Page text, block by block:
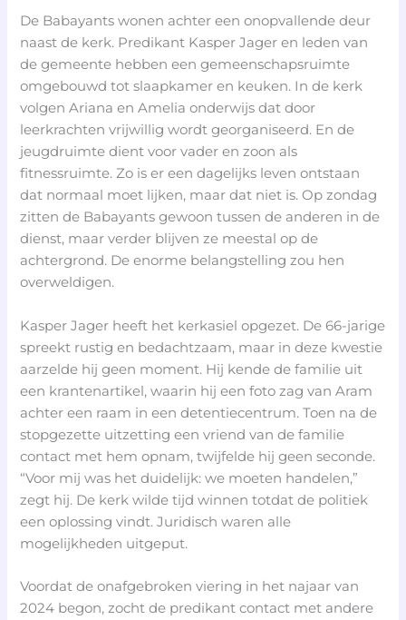
De Babayants wonen achter een onopvallende deur
naast de kerk. Predikant Kasper Jager en leden van
de gemeente hebben een gemeenschapsruimte
omgebouwd tot slaapkamer en keuken. In de kerk
volgen Ariana en Amelia onderwijs dat door
leerkrachten vrijwillig wordt georganiseerd. En de
jeugdruimte dient voor vader en zoon als
fitnessruimte. Zo is er een dagelijks leven ontstaan
dat normaal moet lijken, maar dat niet is. Op zondag
zitten de Babayants gewoon tussen de anderen in de
dienst, maar verder blijven ze meestal op de
achtergrond. De enorme belangstelling zou hen
overweldigen.
Kasper Jager heeft het kerkasiel opgezet. De 66-jarige
spreekt rustig en bedachtzaam, maar in deze kwestie
aarzelde hij geen moment. Hij kende de familie uit
een krantenartikel, waarin hij een foto zag van Aram
achter een raam in een detentiecentrum. Toen na de
stopgezette uitzetting een vriend van de familie
contact met hem opnam, twijfelde hij geen seconde.
“Voor mij was het duidelijk: we moeten handelen,”
zegt hij. De kerk wilde tijd winnen totdat de politiek
een oplossing vindt. Juridisch waren alle
mogelijkheden uitgeput.
Voordat de onafgebroken viering in het najaar van
2024 begon, zocht de predikant contact met andere